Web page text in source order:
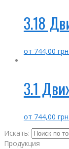
3.18
от 744,00 грн.
3.1
от 744,00 грн.
Искать:
Продукция